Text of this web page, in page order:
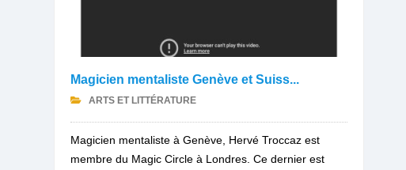
Magicien mentaliste Genève et Suiss...
ARTS ET LITTÉRATURE
Magicien mentaliste à Genève, Hervé Troccaz est
membre du Magic Circle à Londres. Ce dernier est